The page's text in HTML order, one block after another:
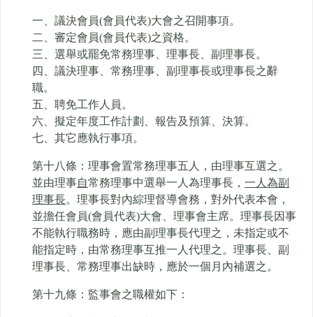
一、議決會員(會員代表)大會之召開事項。
二、審定會員(會員代表)之資格。
三、選舉或罷免常務理事、理事長、副理事長。
四、議決理事、常務理事、副理事長或理事長之辭
職。
五、聘免工作人員。
六、擬定年度工作計劃、報告及預算、決算。
七、其它應執行事項。
第十八條：理事會置常務理事五人，由理事互選之。
並由理事自常務理事中選舉一人為理事長， 一人為副
理事長。理事長對內綜理督導會務，對外代表本會，
並擔任會員(會員代表)大會、理事會主席。理事長因事
不能執行職務時，應由副理事長代理之，未指定或不
能指定時，由常務理事互推一人代理之。理事長、副
理事長、常務理事出缺時，應於一個月內補選之。
第十九條：監事會之職權如下：